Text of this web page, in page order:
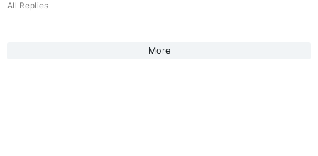
All Replies
More